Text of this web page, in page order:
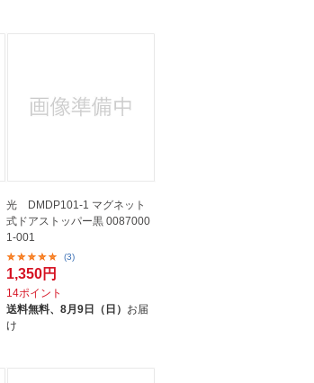
光 DMDP101-1 マグネット
式ドアストッパー黒 0087000
1-001
(3)
1,350円
14ポイント
送料無料、 8月9日（日） お届
け